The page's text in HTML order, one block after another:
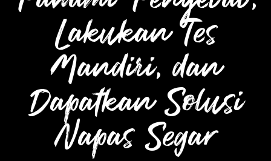
Lakukan Tes
Mandiri, dan
Dapatkan Solusi
Napas Segar